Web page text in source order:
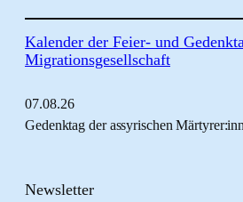
Kalender der Feier- und
Migrationsgesellschaft
07.08.26
Gedenktag der assyrischen
Newsletter